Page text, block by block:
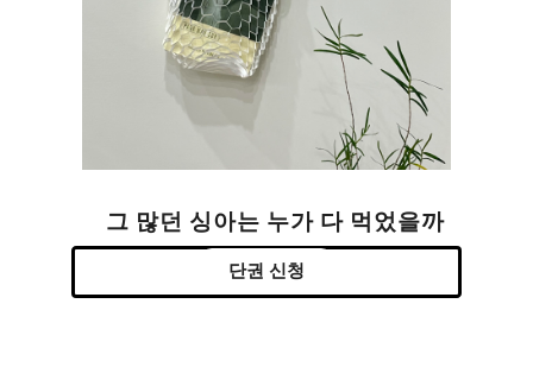
그 많던 싱아는 누가 다 먹었을까
단권 신청